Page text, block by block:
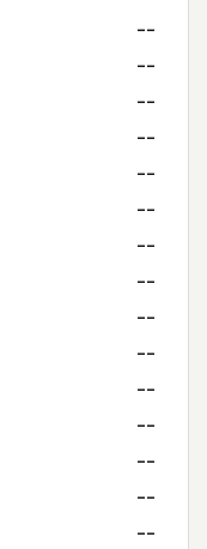
--
--
--
--
--
--
--
--
--
--
--
--
--
--
--